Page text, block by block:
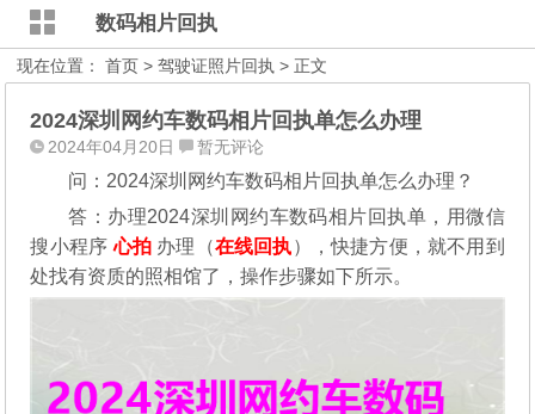
数码相片回执
现在位置：首页 >驾驶证照片回执 > 正文
2024深圳网约车数码相片回执单怎么办理
2024年04月20日 暂无评论
问：2024深圳网约车数码相片回执单怎么办理？
答：办理2024深圳网约车数码相片回执单，用微信
搜小程序心拍办理（在线回执），快捷方便，就不用到
处找有资质的照相馆了，操作步骤如下所示。